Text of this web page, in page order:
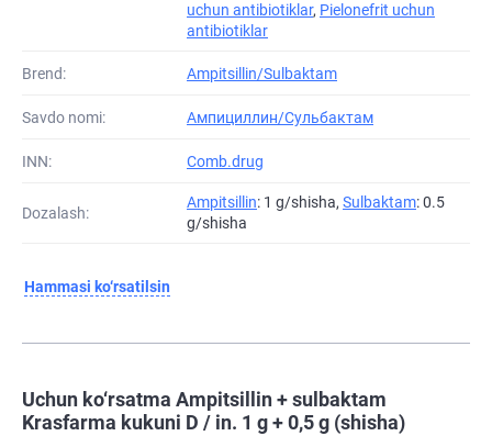
uchun antibiotiklar, Pielonefrit uchun
antibiotiklar
Brend: Ampitsillin/Sulbaktam
Savdo nomi: Ампициллин/Сульбактам
INN: Comb.drug
Dozalash:
Ampitsillin: 1 g/shisha, Sulbaktam: 0.5
g/shisha
Hammasi ko‘rsatilsin
Uchun ko‘rsatma Ampitsillin + sulbaktam
Krasfarma kukuni D / in. 1 g + 0,5 g (shisha)